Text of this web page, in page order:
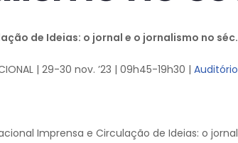
de Ideias: o jornal e o jornalismo no séc.
| 29-30 nov. ’23 | 09h45-19h30 | Auditório
Imprensa e Circulação de Ideias: o